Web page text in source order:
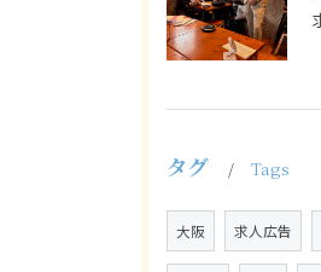
タグ Tags
大阪 求人広告